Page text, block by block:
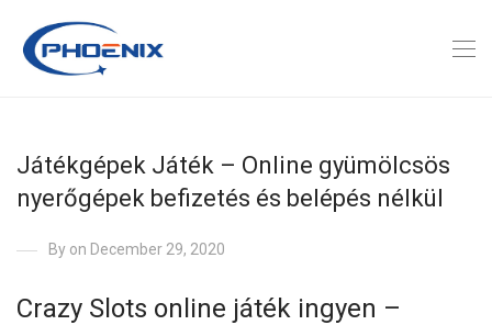
Játékgépek Játék – Online gyümölcsös
nyerőgépek befizetés és belépés nélkül
By on December 29, 2020
Crazy Slots online játék ingyen –